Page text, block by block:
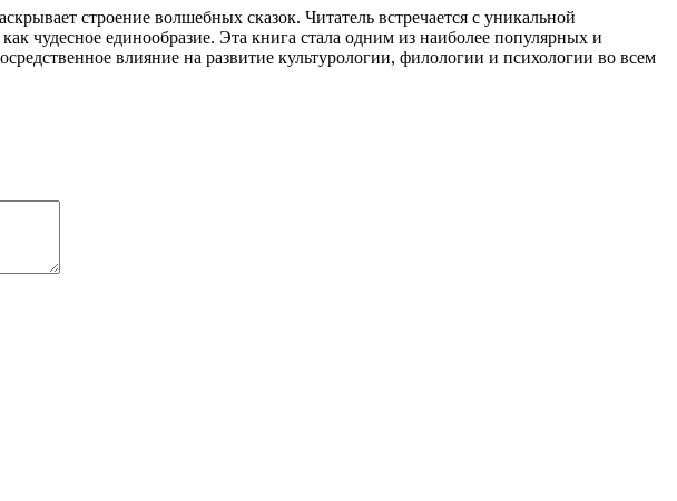
строение волшебных сказок. Читатель встречается с уникальной
чудесное единообразие. Эта книга стала одним из наиболее популярных и
влияние на развитие культурологии, филологии и психологии во всем